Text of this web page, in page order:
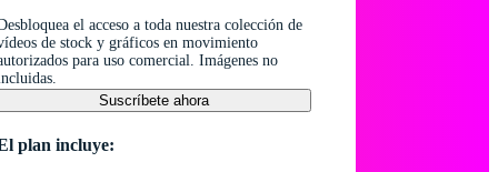
el acceso a toda nuestra colección de
de stock y gráficos en movimiento
para uso comercial. Imágenes no
Suscríbete ahora
plan incluye: